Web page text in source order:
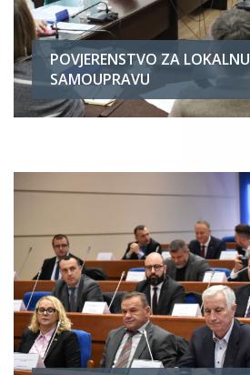
POVJERENSTVO ZA LOKALNU
SAMOUPRAVU